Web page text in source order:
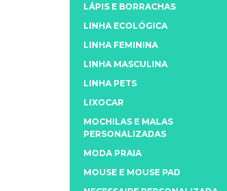
LÁPIS E BORRACHAS
LINHA ECOLÓGICA
LINHA FEMININA
LINHA MASCULINA
LINHA PETS
LIXOCAR
MOCHILAS E MALAS
PERSONALIZADAS
MODA PRAIA
MOUSE E MOUSE PAD